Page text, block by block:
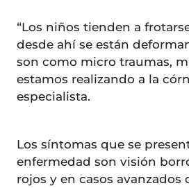
“Los niños tienden a
desde ahí se están
son como micro traumas,
estamos realizando a la
especialista.
Los síntomas que se
enfermedad son visión
rojos y en casos avanzados